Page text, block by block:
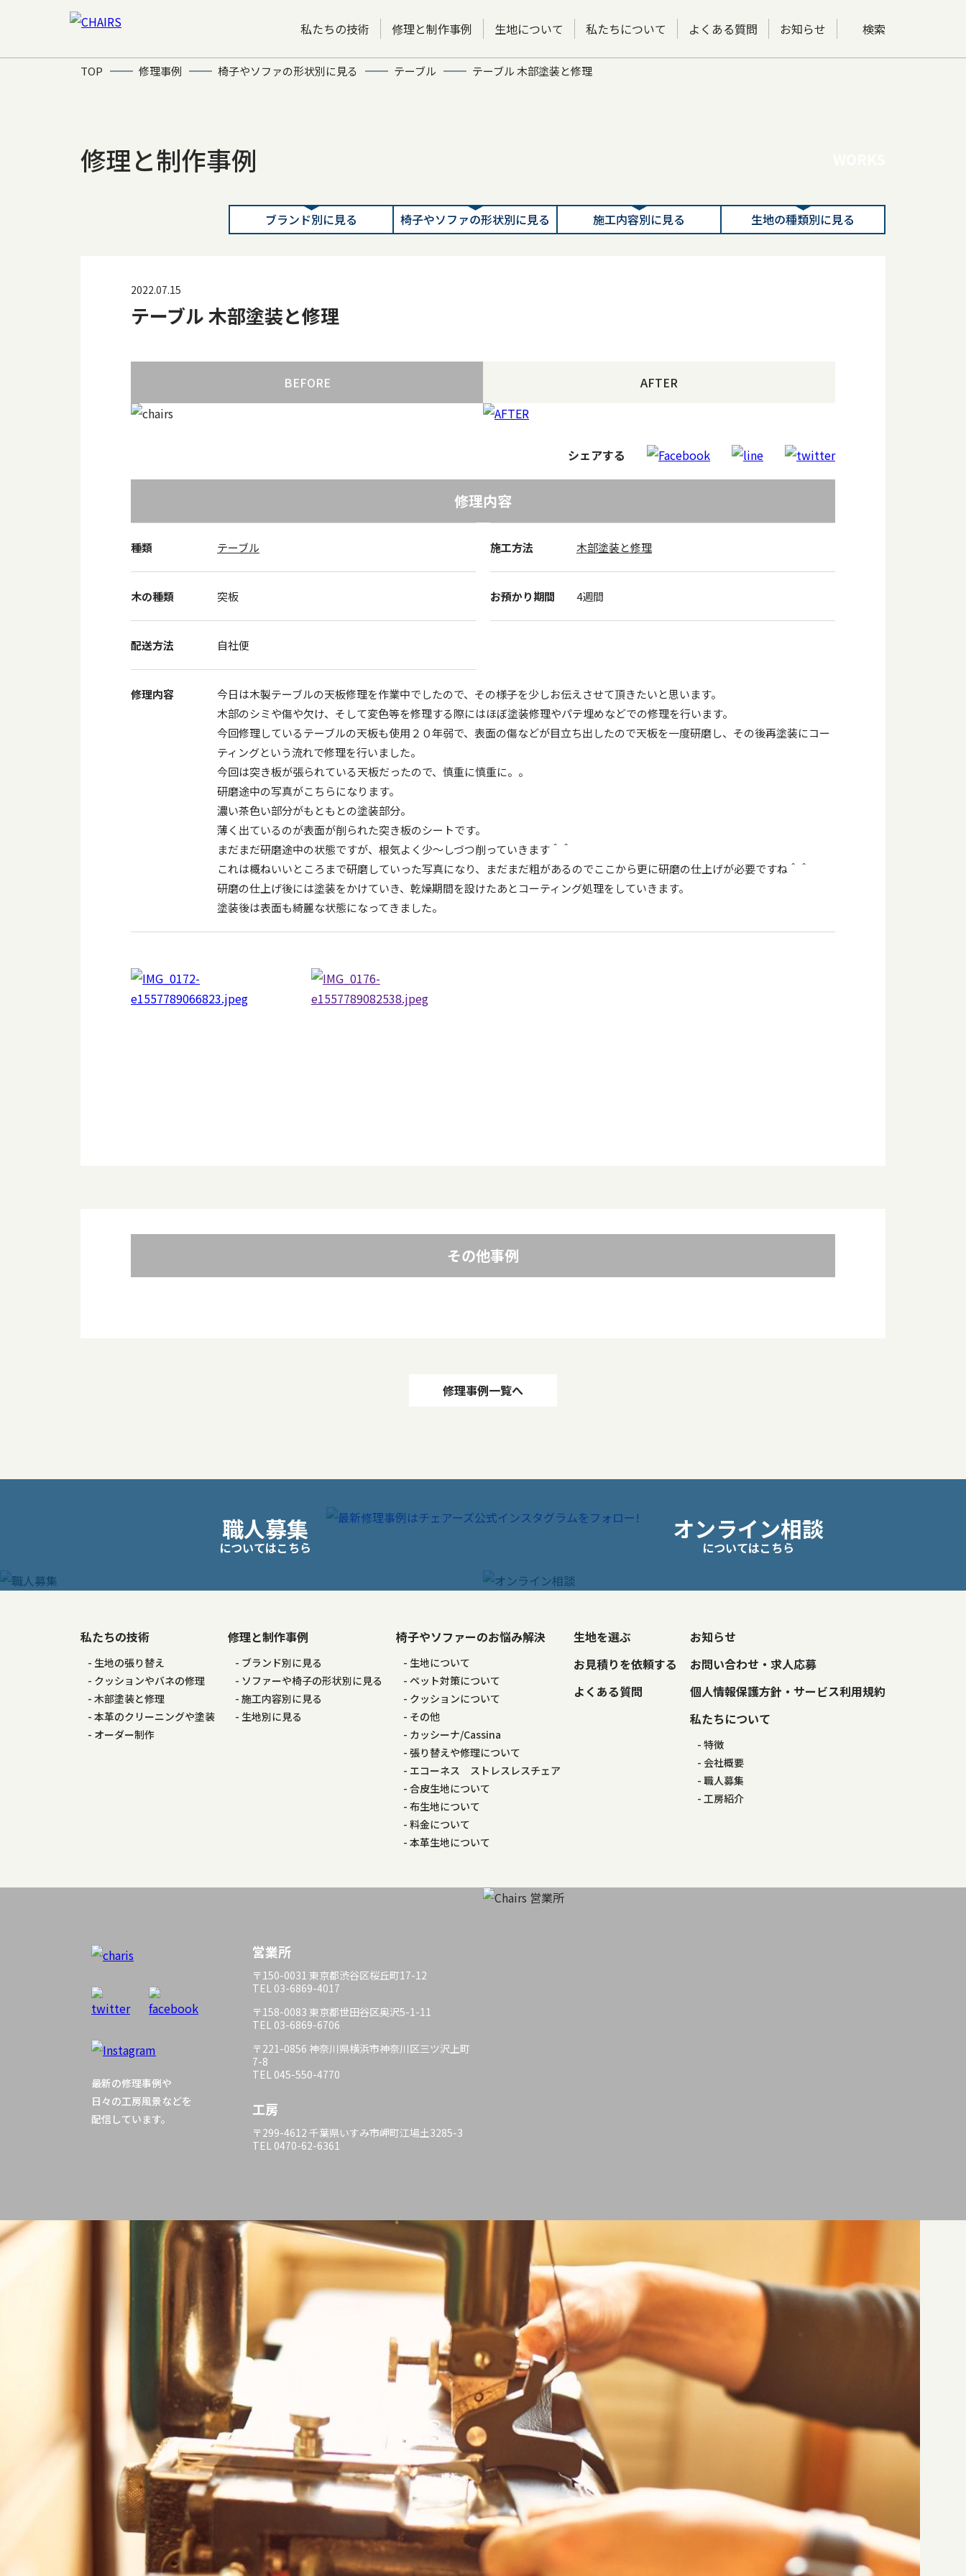
私たちの技術 修理と制作事例 生地について 私たちについて よくある質問 お知らせ 検索
TOP 修理事例 椅子やソファの形状別に見る テーブル テーブル 木部塗装と修理
修理と制作事例
ブランド別に見る 椅子やソファの形状別に見る 施工内容別に見る 生地の種類別に見る
2022.07.15
テーブル 木部塗装と修理
BEFORE AFTER
シェアする
修理内容
種類 テーブル 施工方法 木部塗装と修理
木の種類 突板 お預かり期間 4週間
配送方法 自社便
修理内容
今日は木製テーブルの天板修理を作業中でしたので、その様子を少しお伝えさせて頂きたいと思います。
木部のシミや傷や欠け、そして変色等を修理する際にはほぼ塗装修理やパテ埋めなどでの修理を行います。
今回修理しているテーブルの天板も使用２０年弱で、表面の傷などが目立ち出したので天板を一度研磨し、その後再塗装にコー
ティングという流れで修理を行いました。
今回は突き板が張られている天板だったので、慎重に慎重に。。
研磨途中の写真がこちらになります。
濃い茶色い部分がもともとの塗装部分。
薄く出ているのが表面が削られた突き板のシートです。
まだまだ研磨途中の状態ですが、根気よく少～しづつ削っていきます＾＾
これは概ねいいところまで研磨していった写真になり、まだまだ粗があるのでここから更に研磨の仕上げが必要ですね＾＾
研磨の仕上げ後には塗装をかけていき、乾燥期間を設けたあとコーティング処理をしていきます。
塗装後は表面も綺麗な状態になってきました。
その他事例
ョ
ン
修理事例一覧へ
職人募集
についてはこちら
オンライン相談
についてはこちら
私たちの技術
生地の張り替え
クッションやバネの修理
木部塗装と修理
本革のクリーニングや塗装
オーダー制作
修理と制作事例
ブランド別に見る
ソファーや椅子の形状別に見る
施工内容別に見る
生地別に見る
椅子やソファーのお悩み解決
生地について
ペット対策について
クッションについて
その他
カッシーナ/Cassina
張り替えや修理について
エコーネス ストレスレスチェア
合皮生地について
布生地について
料金について
本革生地について
生地を選ぶ
お見積りを依頼する
よくある質問
お知らせ
お問い合わせ・求人応募
個人情報保護方針・サービス利用規約
私たちについて
特徴
会社概要
職人募集
工房紹介
最新の修理事例や
日々の工房風景などを
配信しています。
営業所
〒150-0031 東京都渋谷区桜丘町17-12
TEL 03-6869-4017
〒158-0083 東京都世田谷区奥沢5-1-11
TEL 03-6869-6706
〒221-0856 神奈川県横浜市神奈川区三ツ沢上町
7-8
TEL 045-550-4770
工房
〒299-4612 千葉県いすみ市岬町江場土3285-3
TEL 0470-62-6361